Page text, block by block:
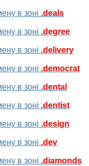
в зоні .deals
в зоні .degree
в зоні .delivery
в зоні .democrat
в зоні .dental
в зоні .dentist
в зоні .design
в зоні .dev
в зоні .diamonds